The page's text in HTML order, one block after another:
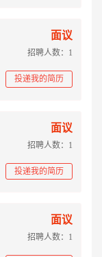
面议
招聘人数：1
投递我的简历
面议
招聘人数：1
投递我的简历
面议
招聘人数：1